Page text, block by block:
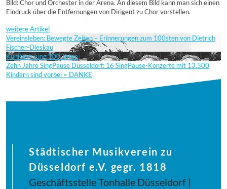
Bild: Chor und Orchester in der Arena. An diesem Bild kann man sich einen
Eindruck über die Entfernungen von Dirigent zu Chor vorstellen.
weitere Artikel
Vereinsleben: Bewegte Zeiten – Erinnerungen zum 100sten von Dietrich
Fischer-Dieskau
Kunibert Jung 100 Jahre
Zehn Jahre SingPause Düsseldorf: 16 SingPause-Konzerte mit 13.500
Kindern sind vorbei = DANKE
Städtischer Musikverein zu
Düsseldorf e.V. gegr. 1818
Geschäftsstelle Tonhalle Düsseldorf |